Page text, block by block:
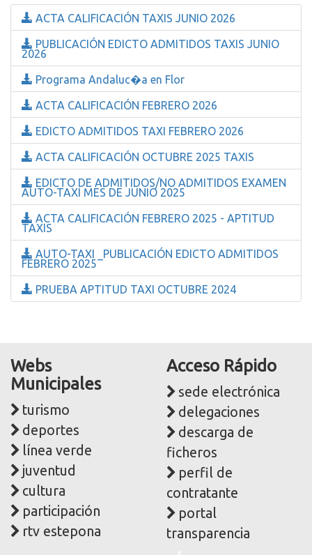
ACTA CALIFICACIÓN TAXIS JUNIO 2026
PUBLICACIÓN EDICTO ADMITIDOS TAXIS JUNIO
2026
Programa Andaluc�a en Flor
ACTA CALIFICACIÓN FEBRERO 2026
EDICTO ADMITIDOS TAXI FEBRERO 2026
ACTA CALIFICACIÓN OCTUBRE 2025 TAXIS
EDICTO DE ADMITIDOS/NO ADMITIDOS EXAMEN
AUTO-TAXI MES DE JUNIO 2025
ACTA CALIFICACIÓN FEBRERO 2025 - APTITUD
TAXIS
AUTO-TAXI _PUBLICACIÓN EDICTO ADMITIDOS
FEBRERO 2025
PRUEBA APTITUD TAXI OCTUBRE 2024
Webs
Municipales
turismo
deportes
línea verde
juventud
cultura
participación
rtv estepona
Acceso Rápido
sede electrónica
delegaciones
descarga de
ficheros
perfil de
contratante
portal
transparencia